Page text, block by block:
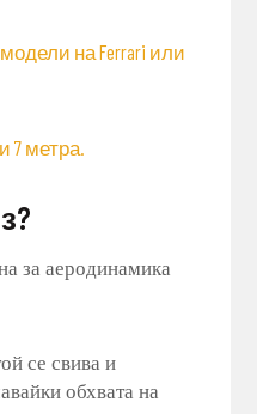
на Ferrari или
7 метра.
за аеродинамика
се свива и
обхвата на